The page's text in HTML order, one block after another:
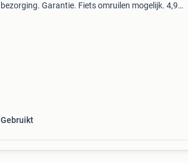
bezorging. Garantie. Fiets omruilen mogelijk. 4,9★
Gebruikt